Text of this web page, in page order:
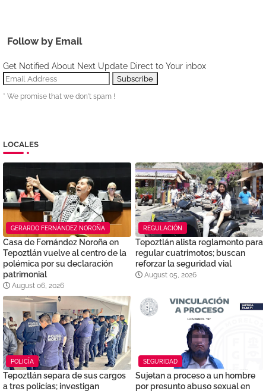
Follow by Email
Get Notified About Next Update Direct to Your inbox
* We promise that we don't spam !
LOCALES
GERARDO FERNÁNDEZ NOROÑA
Casa de Fernández Noroña en
Tepoztlán vuelve al centro de la
polémica por su declaración
patrimonial
August 06, 2026
REGULACIÓN
Tepoztlán alista reglamento para
regular cuatrimotos; buscan
reforzar la seguridad vial
August 05, 2026
POLICÍA
Tepoztlán separa de sus cargos
a tres policías; investigan
SEGURIDAD
Sujetan a proceso a un hombre
por presunto abuso sexual en